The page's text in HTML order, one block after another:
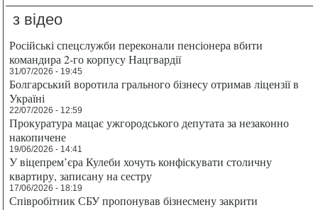
з відео
Російські спецслужби переконали пенсіонера вбити
командира 2-го корпусу Нацгвардії
31/07/2026 - 19:45
Болгарський воротила грального бізнесу отримав ліцензії в
Україні
22/07/2026 - 12:59
Прокуратура мацає ужгородського депутата за незаконно
накопичене
19/06/2026 - 14:41
У віцепрем’єра Кулеби хочуть конфіскувати столичну
квартиру, записану на сестру
17/06/2026 - 18:19
Співробітник СБУ пропонував бізнесмену закрити